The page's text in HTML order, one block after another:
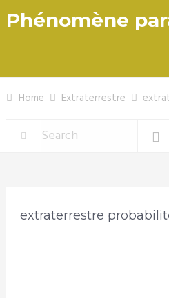
Phénomène
Home Extraterrestre
extraterrestre